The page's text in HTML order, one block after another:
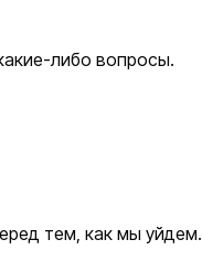
либо вопросы.
тем, как мы уйдем.